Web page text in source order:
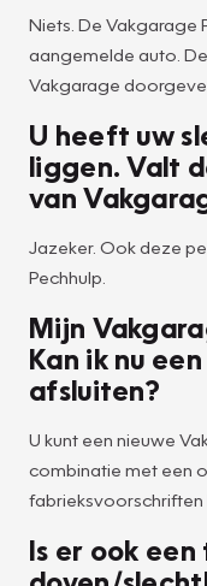
Niets. De Vakgarage
aangemelde auto.
Vakgarage
U heeft uw
liggen. Valt
van
Jazeker. Ook deze
Pechhulp.
Mijn
Kan ik nu
afsluiten?
U kunt een nieuwe
combinatie met een
fabrieksvoorschriften
Is er ook